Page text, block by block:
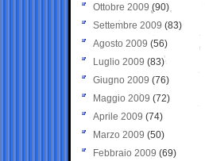
Ottobre 2009 (90)
Settembre 2009 (83)
Agosto 2009 (56)
Luglio 2009 (83)
Giugno 2009 (76)
Maggio 2009 (72)
Aprile 2009 (74)
Marzo 2009 (50)
Febbraio 2009 (69)